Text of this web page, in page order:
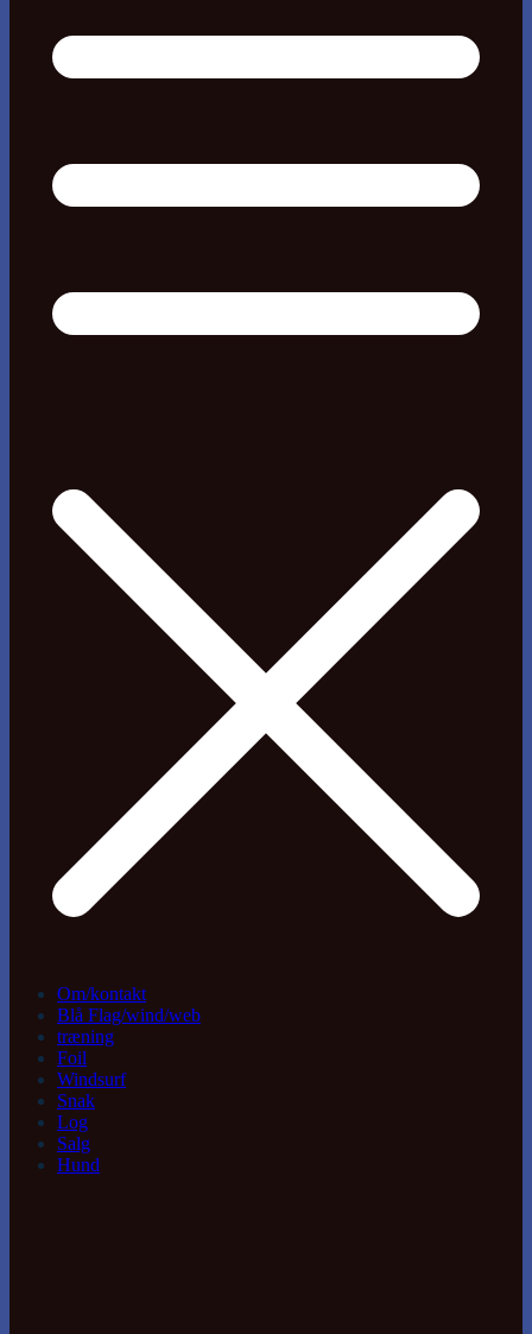
Om/kontakt
Blå Flag/wind/web
træning
Foil
Windsurf
Snak
Log
Salg
Hund